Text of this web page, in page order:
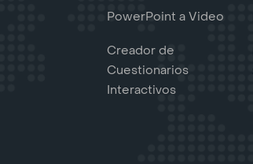
PowerPoint a Video
Creador de
Cuestionarios
Interactivos